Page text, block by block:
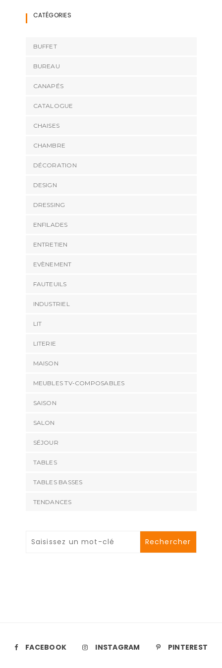
CATÉGORIES
BUFFET
BUREAU
CANAPÉS
CATALOGUE
CHAISES
CHAMBRE
DÉCORATION
DESIGN
DRESSING
ENFILADES
ENTRETIEN
EVÈNEMENT
FAUTEUILS
INDUSTRIEL
LIT
LITERIE
MAISON
MEUBLES TV-COMPOSABLES
SAISON
SALON
SÉJOUR
TABLES
TABLES BASSES
TENDANCES
FACEBOOK INSTAGRAM PINTEREST